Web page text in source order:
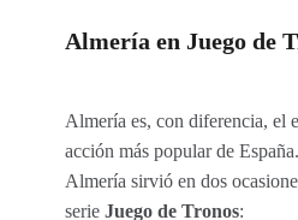
Almería en Juego de
Almería es, con diferencia, el
acción más popular de
Almería sirvió en dos
serie Juego de Tronos: